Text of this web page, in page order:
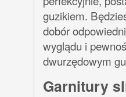
guzikiem.
dobór
wyglądu i
dwurzędowym
Garnitury